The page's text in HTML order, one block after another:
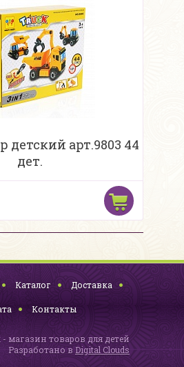
детский арт.9803 44
дет.
Каталог Доставка
Контакты
- магазин товаров для детей
Разработано в Digital Clouds